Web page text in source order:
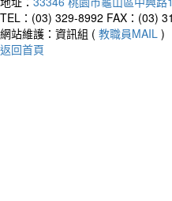
TEL：(03) 329-8992 FAX：(03)
網站維護：資訊組 ( 教職員MAIL )
返回首頁